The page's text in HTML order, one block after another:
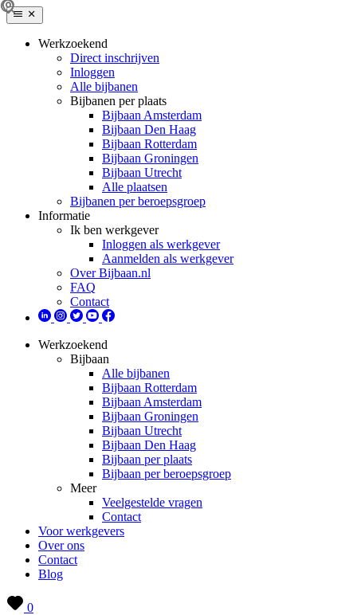
Werkzoekend
Direct inschrijven
Inloggen
Alle bijbanen
Bijbanen per plaats
Bijbaan Amsterdam
Bijbaan Den Haag
Bijbaan Rotterdam
Bijbaan Groningen
Bijbaan Utrecht
Alle plaatsen
Bijbanen per beroepsgroep
Informatie
Ik ben werkgever
Inloggen als werkgever
Aanmelden als werkgever
Over Bijbaan.nl
FAQ
Contact
Werkzoekend
Bijbaan
Alle bijbanen
Bijbaan Rotterdam
Bijbaan Amsterdam
Bijbaan Groningen
Bijbaan Utrecht
Bijbaan Den Haag
Bijbaan per plaats
Bijbaan per beroepsgroep
Meer
Veelgestelde vragen
Contact
Voor werkgevers
Over ons
Contact
Blog
0